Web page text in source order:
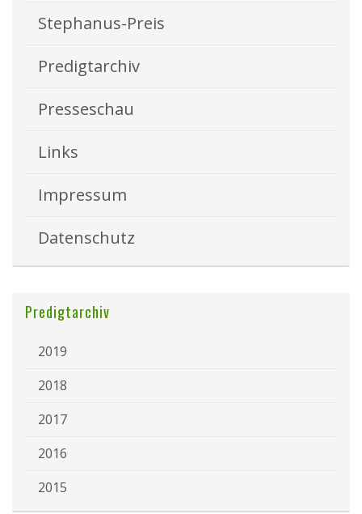
Stephanus-Preis
Predigtarchiv
Presseschau
Links
Impressum
Datenschutz
Predigtarchiv
2019
2018
2017
2016
2015